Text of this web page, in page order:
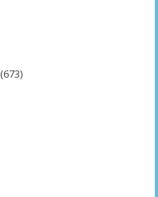
(673)